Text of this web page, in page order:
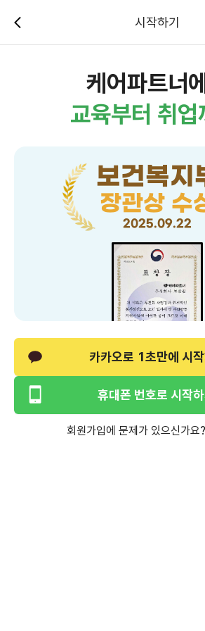
시작하기
케어파트너
교육부터 취업
보건복지
장관상 수
2025.09.22
카카오로 1초만에 시작
휴대폰 번호로 시작하
회원가입에 문제가 있으신가요?